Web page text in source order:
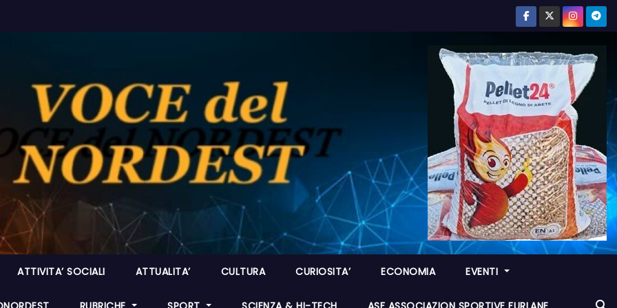
ATTIVITA’ SOCIALI ATTUALITA’ CULTURA CURIOSITA’ ECONOMIA EVENTI